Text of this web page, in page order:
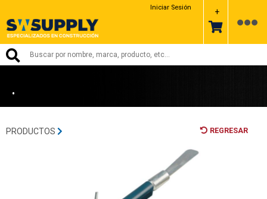
Iniciar Sesión +
•
PRODUCTOS REGRESAR